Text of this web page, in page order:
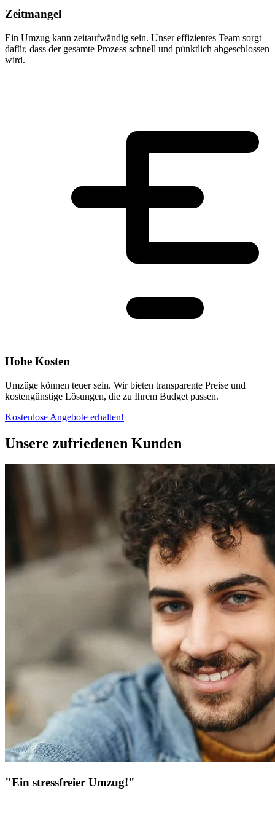
Zeitmangel
Ein Umzug kann zeitaufwändig sein. Unser effizientes Team sorgt
dafür, dass der gesamte Prozess schnell und pünktlich abgeschlossen
wird.
Hohe Kosten
Umzüge können teuer sein. Wir bieten transparente Preise und
kostengünstige Lösungen, die zu Ihrem Budget passen.
Kostenlose Angebote erhalten!
Unsere zufriedenen Kunden
"Ein stressfreier Umzug!"